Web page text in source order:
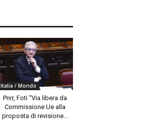
Italia / Mondo
Pnrr, Foti “Via libera da
Commissione Ue alla
proposta di revisione...